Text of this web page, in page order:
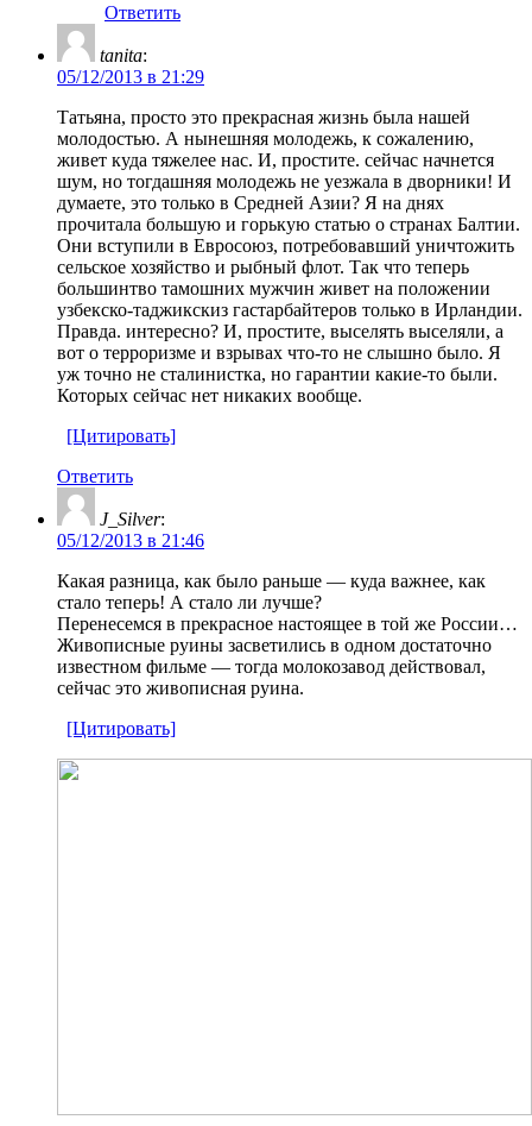
Ответить
tanita:
05/12/2013 в 21:29
Татьяна, просто это прекрасная жизнь была нашей
молодостью. А нынешняя молодежь, к сожалению,
живет куда тяжелее нас. И, простите. сейчас начнется
шум, но тогдашняя молодежь не уезжала в дворники! И
думаете, это только в Средней Азии? Я на днях
прочитала большую и горькую статью о странах Балтии.
Они вступили в Евросоюз, потребовавший уничтожить
сельское хозяйство и рыбный флот. Так что теперь
большинтво тамошних мужчин живет на положении
узбекско-таджикскиз гастарбайтеров только в Ирландии.
Правда. интересно? И, простите, выселять выселяли, а
вот о терроризме и взрывах что-то не слышно было. Я
уж точно не сталинистка, но гарантии какие-то были.
Которых сейчас нет никаких вообще.
[Цитировать]
Ответить
J_Silver:
05/12/2013 в 21:46
Какая разница, как было раньше — куда важнее, как
стало теперь! А стало ли лучше?
Перенесемся в прекрасное настоящее в той же России…
Живописные руины засветились в одном достаточно
известном фильме — тогда молокозавод действовал,
сейчас это живописная руина.
[Цитировать]